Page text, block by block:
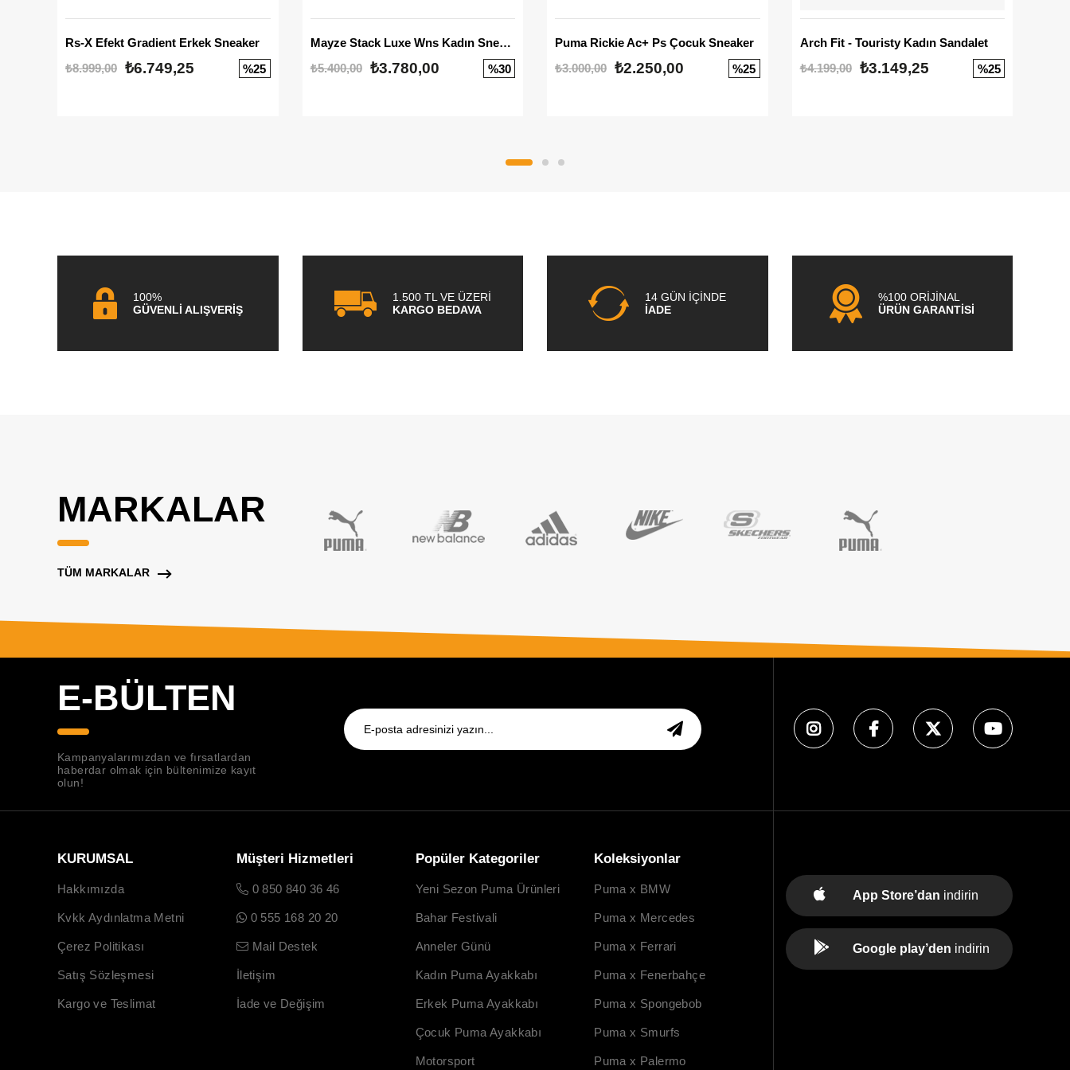
Rs-X Efekt Gradient Erkek Sneaker
₺8.999,00 ₺6.749,25 %25
Mayze Stack Luxe Wns Kadın Sneaker
₺5.400,00
₺3.780,00 %30
Puma Rickie Ac+ Ps Çocuk Sneaker
₺3.000,00 ₺2.250,00 %25
Arch Fit - Touristy Kadın Sandalet
₺4.199,00
₺3.149,25 %25
100%
GÜVENLİ ALIŞVERİŞ
1.500 TL VE ÜZERİ
KARGO BEDAVA
14 GÜN İÇİNDE
İADE
%100 ORİJİNAL
ÜRÜN GARANTİSİ
MARKALAR
TÜM MARKALAR
E-BÜLTEN
Kampanyalarımızdan ve fırsatlardan
haberdar olmak için bültenimize kayıt
olun!
KURUMSAL
Hakkımızda
Kvkk Aydınlatma Metni
Çerez Politikası
Satış Sözleşmesi
Kargo ve Teslimat
Müşteri Hizmetleri
0 850 840 36 46
0 555 168 20 20
Mail Destek
İletişim
İade ve Değişim
Popüler Kategoriler
Yeni Sezon Puma Ürünleri
Bahar Festivali
Anneler Günü
Kadın Puma Ayakkabı
Erkek Puma Ayakkabı
Çocuk Puma Ayakkabı
Motorsport
Koleksiyonlar
Puma x BMW
Puma x Mercedes
Puma x Ferrari
Puma x Fenerbahçe
Puma x Spongebob
Puma x Smurfs
Puma x Palermo
App Store’dan indirin
Google play’den indirin